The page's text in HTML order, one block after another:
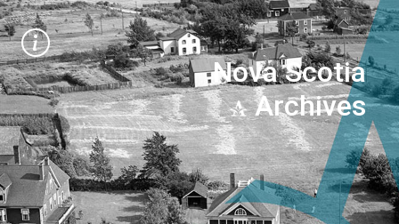
Nova Scotia
Archives